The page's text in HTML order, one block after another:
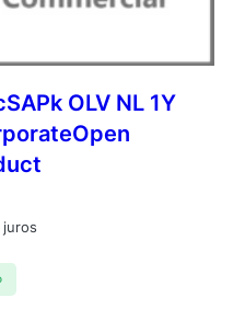
OLV NL 1Y
juros